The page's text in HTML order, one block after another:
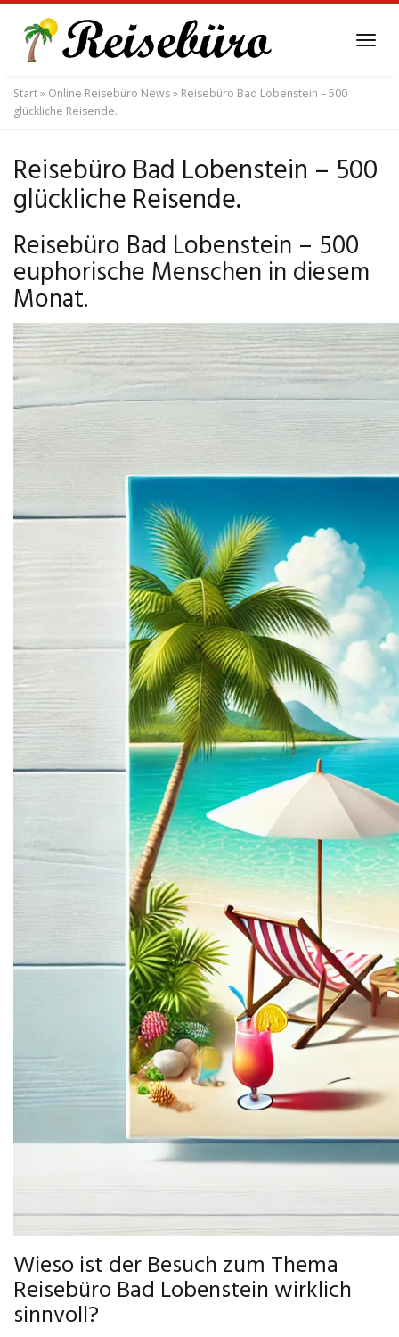
main
content
Start» Online Reisebüro News» Reisebüro Bad Lobenstein – 500
glückliche Reisende.
Reisebüro Bad Lobenstein – 500
glückliche Reisende.
Reisebüro Bad Lobenstein – 500
euphorische Menschen in diesem
Monat.
Wieso ist der Besuch zum Thema
Reisebüro Bad Lobenstein wirklich
sinnvoll?